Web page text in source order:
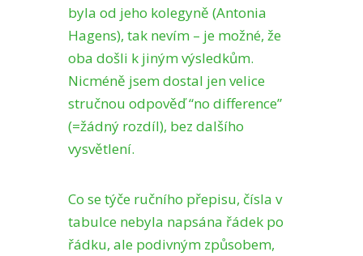
byla od jeho kolegyně (Antonia
Hagens), tak nevím – je možné, že
oba došli k jiným výsledkům.
Nicméně jsem dostal jen velice
stručnou odpověď “no difference”
(=žádný rozdíl), bez dalšího
vysvětlení.
Co se týče ručního přepisu, čísla v
tabulce nebyla napsána řádek po
řádku, ale podivným způsobem,